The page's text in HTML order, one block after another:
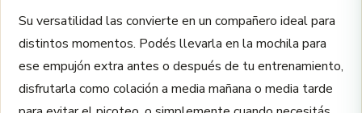
Su versatilidad las convierte en un compañero ideal para
distintos momentos. Podés llevarla en la mochila para
ese empujón extra antes o después de tu entrenamiento,
disfrutarla como colación a media mañana o media tarde